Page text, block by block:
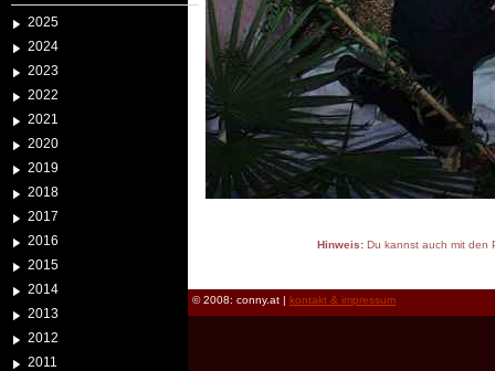
2025
2024
2023
2022
2021
2020
2019
2018
2017
2016
2015
2014
2013
2012
2011
Hinweis:Du kannst auch mit den
© 2008: conny.at | kontakt & impressum